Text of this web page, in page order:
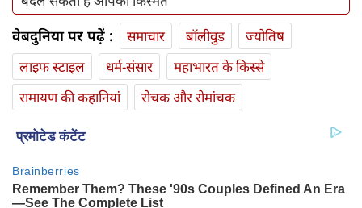
वेबदुनिया पर पढ़ें : समाचार बॉलीवुड
ज्योतिष
लाइफ स्‍टाइल
धर्म-संसार
महाभारत के किस्से
रामायण की कहानियां
रोचक और रोमांचक